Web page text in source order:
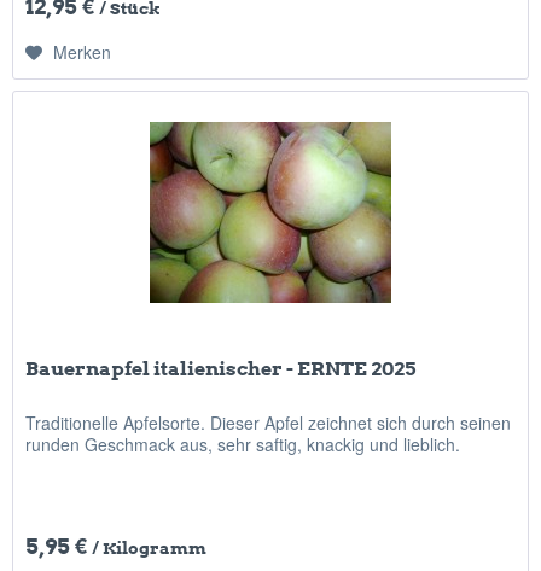
12,95 €/ Stück
Merken
Bauernapfel italienischer - ERNTE 2025
Traditionelle Apfelsorte. Dieser Apfel zeichnet sich durch seinen
runden Geschmack aus, sehr saftig, knackig und lieblich.
5,95 €/ Kilogramm